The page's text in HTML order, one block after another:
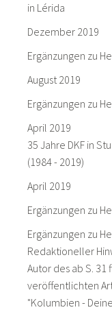
in Lérida
Dezember 2019
Ergänzungen zu
August 2019
Ergänzungen zu
April 2019
35 Jahre DKF in
(1984 - 2019)
April 2019
Ergänzungen zu
Ergänzungen zu
Redaktioneller
Autor des ab S. 31
veröffentlichten
"Kolumbien -